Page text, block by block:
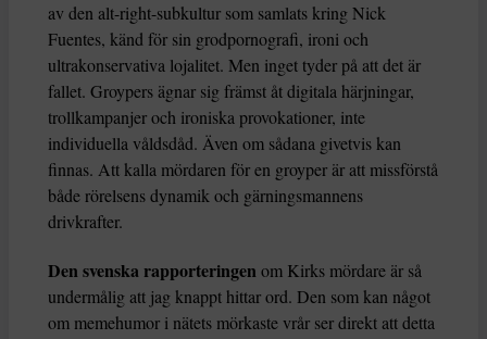
av den alt-right-subkultur som samlats kring Nick
Fuentes, känd för sin grodpornografi, ironi och
ultrakonservativa lojalitet. Men inget tyder på att det är
fallet. Groypers ägnar sig främst åt digitala härjningar,
trollkampanjer och ironiska provokationer, inte
individuella våldsdåd. Även om sådana givetvis kan
finnas. Att kalla mördaren för en groyper är att missförstå
både rörelsens dynamik och gärningsmannens
drivkrafter.
Den svenska rapporteringen om Kirks mördare är så
undermålig att jag knappt hittar ord. Den som kan något
om memehumor i nätets mörkaste vrår ser direkt att detta